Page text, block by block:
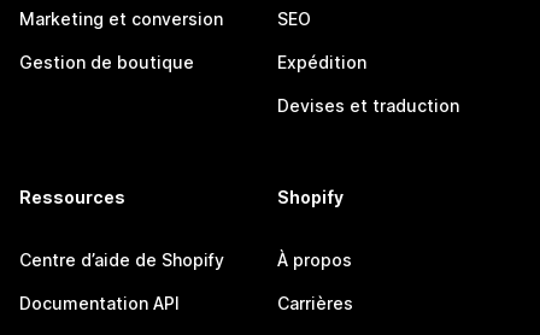
Marketing et conversion
Gestion de boutique
SEO
Expédition
Devises et traduction
Ressources
Centre d’aide de Shopify
Documentation API
Shopify
À propos
Carrières